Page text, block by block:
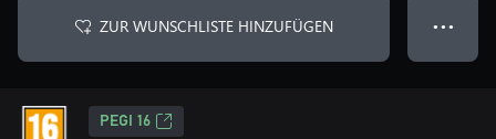
ZUR WUNSCHLISTE HINZUFÜGEN ● ● ●
PEGI 16